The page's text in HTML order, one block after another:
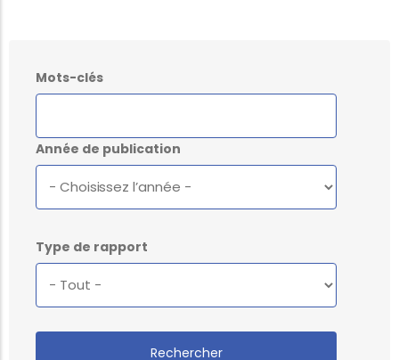
Mots-clés
Année de publication
Type de rapport